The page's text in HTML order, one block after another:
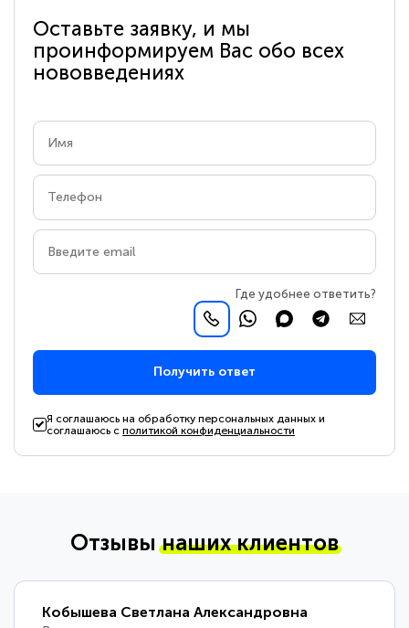
Оставьте заявку, и мы
проинформируем Вас обо всех
нововведениях
Где удобнее ответить?
Получить ответ
Я соглашаюсь на обработку персональных данных и
соглашаюсь сполитикой конфиденциальности
Отзывынаших клиентов
Кобышева Светлана Александровна